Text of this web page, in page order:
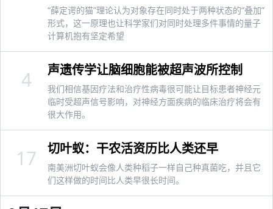
“薛定谔的猫”理论认为对象存在同时处于两种状态的“叠加”
形式，这一原理也让科学家们对同时处理多件事情的量子
计算机抱有坚定希望
声遗传学让脑细胞能被超声波所控制
我们相信基因疗法和治疗性病毒很可能让目标患者神经元
临时受超声信号影响，对神经方面疾病的临床治疗将会有
很大作用。
4
切叶蚁：干农活资历比人类还早
南美洲切叶蚁会像人类种稻子一样自己种真菌吃，并且它
们这样做的时间比人类早很长时间。
17